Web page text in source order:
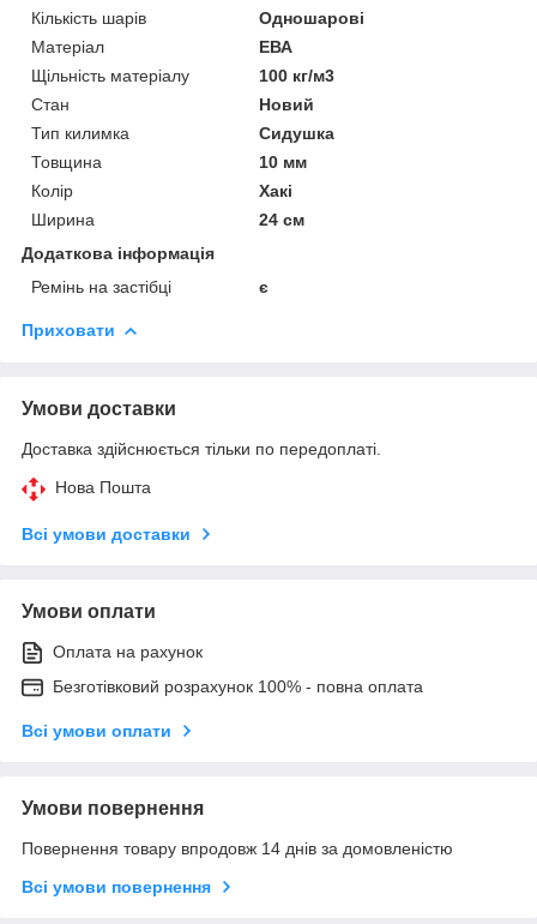
Кількість шарів
Одношарові
Матеріал
ЕВА
Щільність матеріалу
100 кг/м3
Стан
Новий
Тип килимка
Сидушка
Товщина
10 мм
Колір
Хакі
Ширина
24 см
Додаткова інформація
Ремінь на застібці
є
Приховати
Умови доставки
Доставка здійснюється тільки по передоплаті.
Нова Пошта
Всі умови доставки
Умови оплати
Оплата на рахунок
Безготівковий розрахунок 100% - повна оплата
Всі умови оплати
Умови повернення
Повернення товару впродовж 14 днів за домовленістю
Всі умови повернення